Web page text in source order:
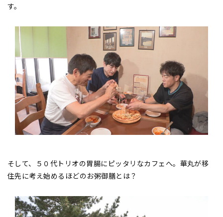
す。
そして、５０代トリオの胃腸にピッタリなカフェへ。華丸が移
住先に考え始めるほどのお粥御膳とは？